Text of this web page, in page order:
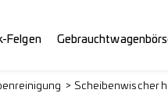
Felgen
Scheibenwischer